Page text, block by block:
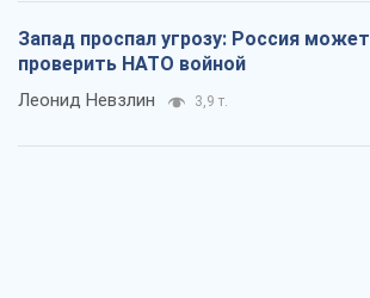
Запад проспал угрозу: Россия может
проверить НАТО войной
Леонид Невзлин 3,9 т.